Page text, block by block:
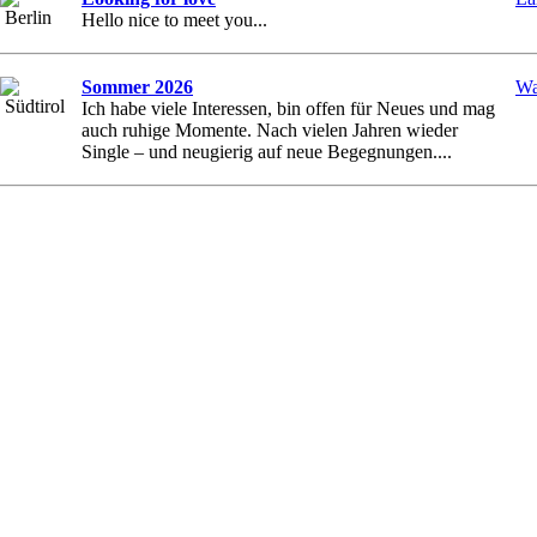
Berlin
Hello nice to meet you...
Südtirol
Sommer 2026
Ich habe viele Interessen, bin offen für Neues und mag
auch ruhige Momente. Nach vielen Jahren wieder
Single – und neugierig auf neue Begegnungen....